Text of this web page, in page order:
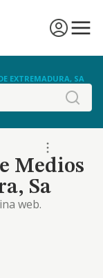
EXTREMADURA, SA
Medios
Sa
web.